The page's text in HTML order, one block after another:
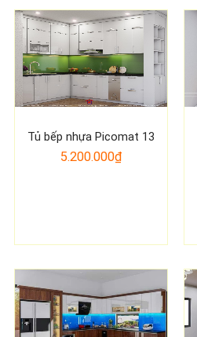
Tủ bếp nhựa Picomat 13
5.200.000₫